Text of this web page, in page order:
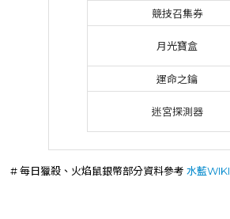
競技召集券
月光寶盒
運命之鑰
迷宮探測器
# 每日獵殺、火焰鼠銀幣部分資料參考 水藍WIKI